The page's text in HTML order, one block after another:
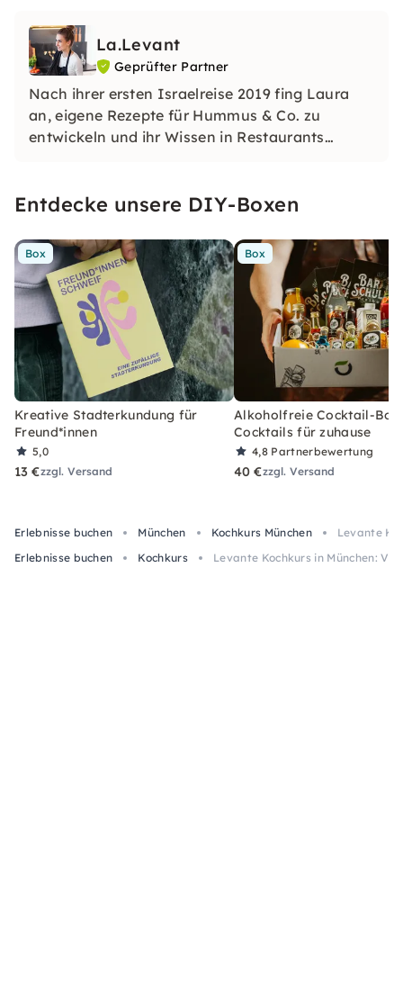
La.Levant
Geprüfter Partner
Nach ihrer ersten Israelreise 2019 fing Laura
an, eigene Rezepte für Hummus & Co. zu
entwickeln und ihr Wissen in Restaurants
Kochkursen. Es erwartet dich eine bunte Vielfalt
Entdecke unsere DIY-Boxen
Box
Kreative Stadterkundung für
Freund*innen
5,0
13 €zzgl. Versand
Box
Alkoholfreie Cocktail-Box
Cocktails für zuhause
4,8 Partnerbewertung
40 €zzgl. Versand
Erlebnisse buchen München Kochkurs München
Levante
Erlebnisse buchen
Kochkurs Levante Kochkurs in München: